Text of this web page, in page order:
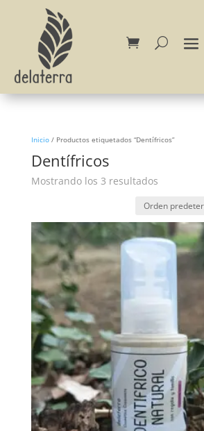
Inicio/ Productos etiquetados “Dentífricos”
Dentífricos
Mostrando los 3 resultados